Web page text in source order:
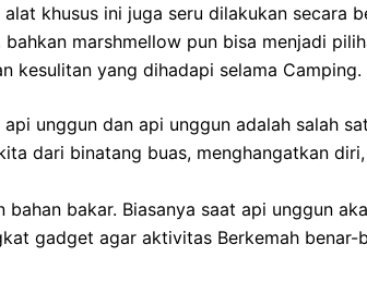
khusus ini juga seru dilakukan secara
marshmellow pun bisa menjadi
kesulitan yang dihadapi selama Camping.
unggun dan api unggun adalah salah
dari binatang buas, menghangatkan
bakar. Biasanya saat api unggun
gadget agar aktivitas Berkemah benar-